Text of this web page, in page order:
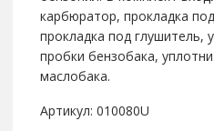
карбюратор, прокладка
прокладка под глушитель,
пробки бензобака,
маслобака.
Артикул: 010080U